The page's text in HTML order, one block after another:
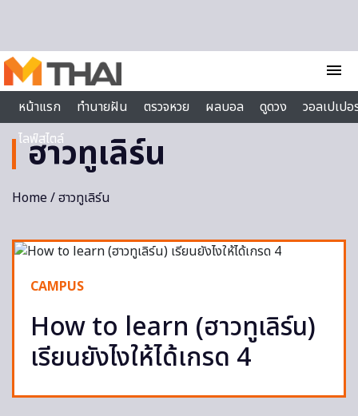
menu
หน้าแรก
ทำนายฝัน ตรวจหวย ผลบอล ดูดวง
วอลเปเป
ไลฟ์สไตล์
ฮาวทูเลิร์น
Home/ ฮาวทูเลิร์น
CAMPUS
How to learn (ฮาวทูเลิร์น)
เรียนยังไงให้ได้เกรด 4